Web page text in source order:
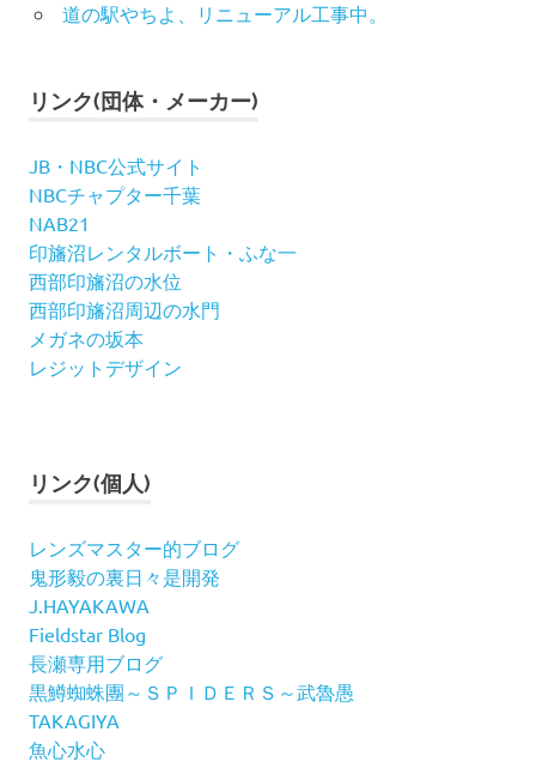
道の駅やちよ、リニューアル工事中。
リンク(団体・メーカー)
JB・NBC公式サイト
NBCチャプター千葉
NAB21
印旛沼レンタルボート・ふな一
西部印旛沼の水位
西部印旛沼周辺の水門
メガネの坂本
レジットデザイン
リンク(個人)
レンズマスター的ブログ
鬼形毅の裏日々是開発
J.HAYAKAWA
Fieldstar Blog
長瀬専用ブログ
黒鱒蜘蛛團～ＳＰＩＤＥＲＳ～武魯愚
TAKAGIYA
魚心水心